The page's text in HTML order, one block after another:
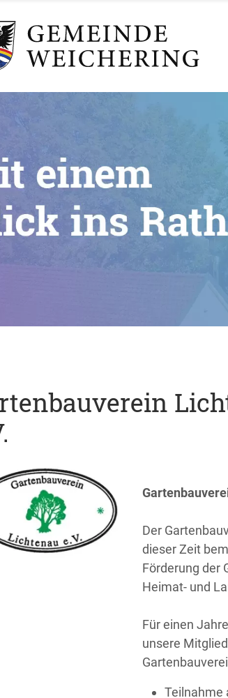
Der
dieser Zeit
Förderung der
Heimat- und
Für einen
unsere
Teilnahme